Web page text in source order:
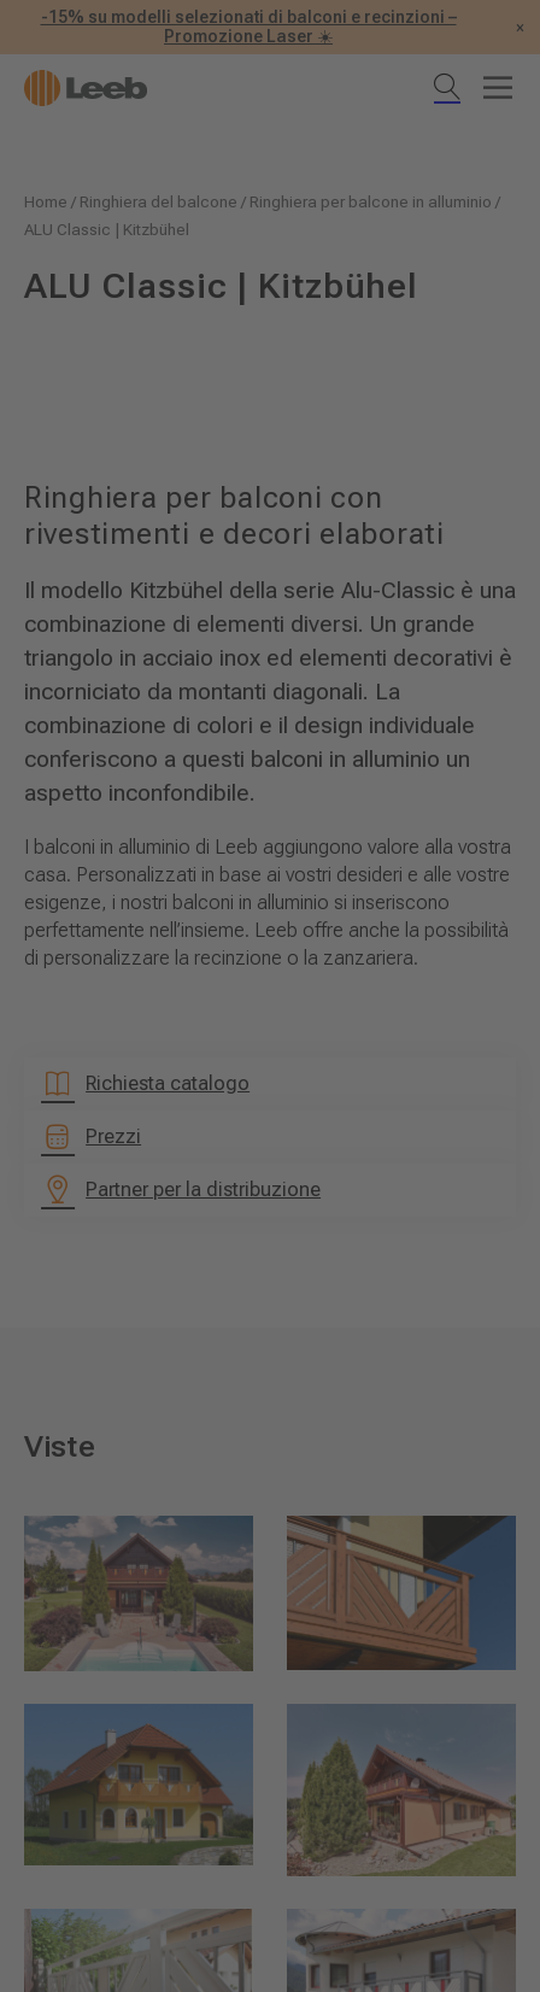
-15% su modelli selezionati di balconi e recinzioni –
Promozione Laser ☀️
×
Home / Ringhiera del balcone / Ringhiera per balcone in alluminio /
ALU Classic | Kitzbühel
ALU Classic | Kitzbühel
Ringhiera per balconi con
rivestimenti e decori elaborati
Il modello Kitzbühel della serie Alu-Classic è una
combinazione di elementi diversi. Un grande
triangolo in acciaio inox ed elementi decorativi è
incorniciato da montanti diagonali. La
combinazione di colori e il design individuale
conferiscono a questi balconi in alluminio un
aspetto inconfondibile.
I balconi in alluminio di Leeb aggiungono valore alla vostra
casa. Personalizzati in base ai vostri desideri e alle vostre
esigenze, i nostri balconi in alluminio si inseriscono
perfettamente nell’insieme. Leeb offre anche la possibilità
di personalizzare la recinzione o la zanzariera.
Richiesta catalogo
Prezzi
Partner per la distribuzione
Viste